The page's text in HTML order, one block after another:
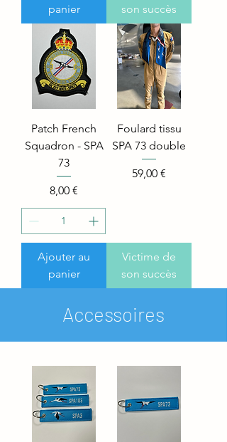
panier
son succès
Patch French
Squadron - SPA
73
Price
8,00 €
Ajouter au
panier
Foulard tissu
SPA 73 double
Price
59,00 €
Victime de
son succès
Accessoires